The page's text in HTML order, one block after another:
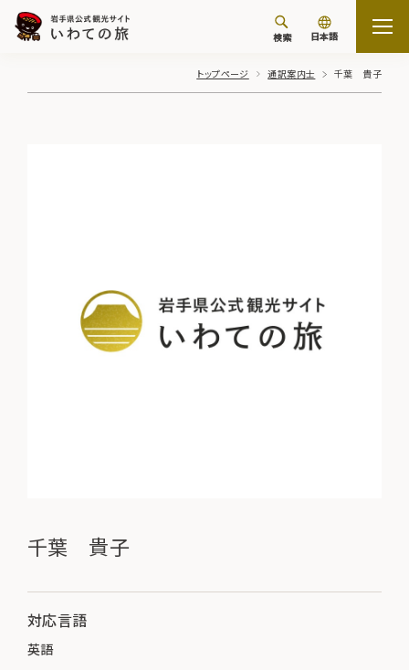
検索 日本語
トップページ 通訳案内士 千葉 貴子
千葉 貴子
対応言語
英語